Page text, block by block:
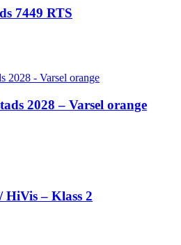
7449 RTS
2028 – Varsel orange
HiVis – Klass 2